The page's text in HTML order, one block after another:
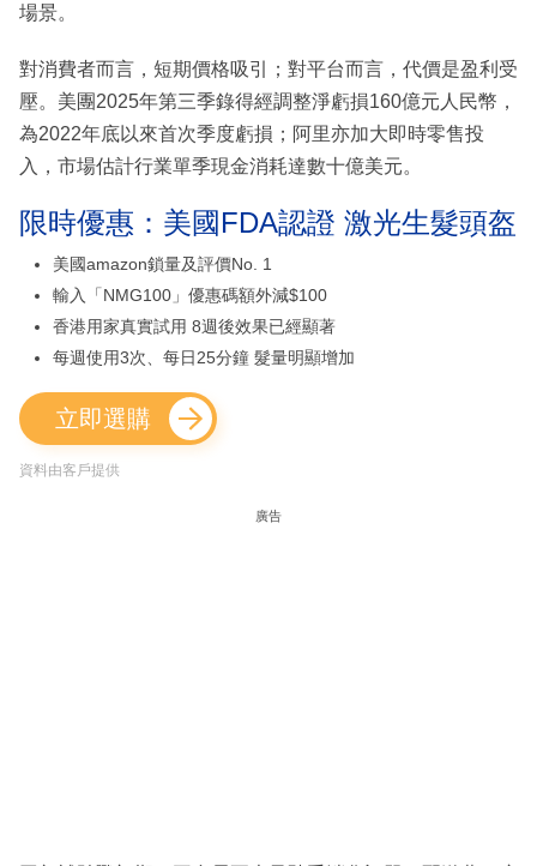
場景。
對消費者而言，短期價格吸引；對平台而言，代價是盈利受
壓。美團2025年第三季錄得經調整淨虧損160億元人民幣，
為2022年底以來首次季度虧損；阿里亦加大即時零售投
入，市場估計行業單季現金消耗達數十億美元。
限時優惠：美國FDA認證 激光生髮頭盔
美國amazon鎖量及評價No. 1
輸入「NMG100」優惠碼額外減$100
香港用家真實試用 8週後效果已經顯著
每週使用3次、每日25分鐘 髮量明顯增加
立即選購
資料由客戶提供
廣告